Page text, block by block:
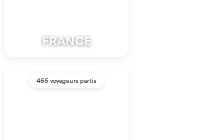
FRANCE
465 voyageurs partis